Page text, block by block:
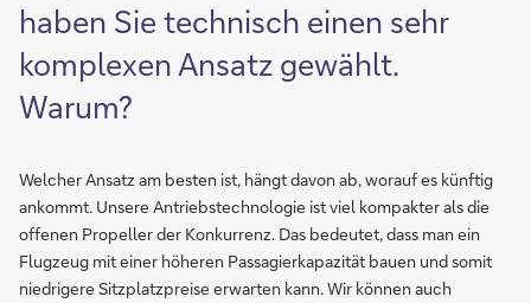
haben Sie technisch einen sehr
komplexen Ansatz gewählt.
Warum?
Welcher Ansatz am besten ist, hängt davon ab, worauf es künftig
ankommt. Unsere Antriebstechnologie ist viel kompakter als die
offenen Propeller der Konkurrenz. Das bedeutet, dass man ein
Flugzeug mit einer höheren Passagierkapazität bauen und somit
niedrigere Sitzplatzpreise erwarten kann. Wir können auch